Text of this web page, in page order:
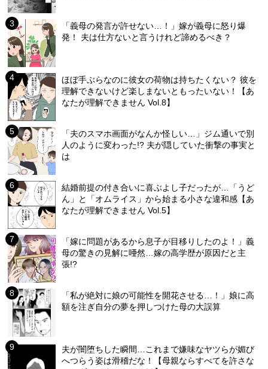
「義母の発言が許せない…！」嫁が義母に怒り爆
発！ 夫は仕方ないと言うけれど諦めるべき？
ほぼ手ぶらなのに彼女の荷物は持ちたくない？ 彼を
理解できないけど楽しまないともったいない！【あ
なたが理解できません Vol.8】
「夫のスマホ画面がなんか怪しい…」ジム通いで別
人のように変わった!? 夫が隠していた衝撃の事実と
は
結婚前提の付き合いに喜ぶよし子だったが…「うど
ん」と「オムライス」から始まる小さな違和感【あ
なたが理解できません Vol.5】
「嫁に問題があるから息子が目移りしたのよ！」義
母の驚きの見解に唖然…嫁の高学歴が原因だと主
張!?
「私が絶対に娘の可能性を開花させる…！」娘に高
額を注ぎ自分の夢を押しつけた母の大誤算
夫が闇堕ちした瞬間…これまで嫌味なヤツらが媚び
へつらう姿は滑稽だな！【母親ならすべてを許さな